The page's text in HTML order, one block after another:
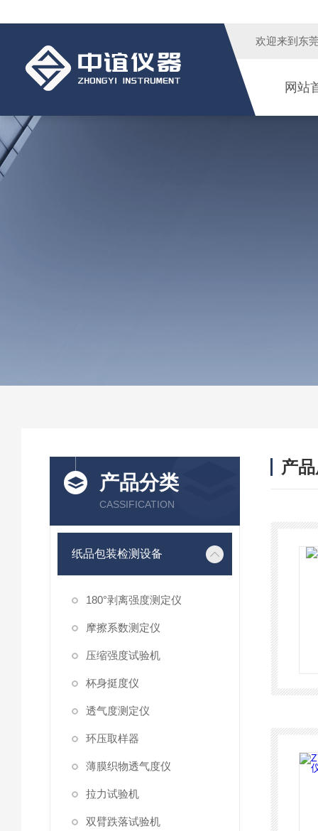
欢迎来到 东
网站
产品分类
CASSIFICATION
纸品包装检测设备
180°剥离强度测定仪
摩擦系数测定仪
压缩强度试验机
杯身挺度仪
透气度测定仪
环压取样器
薄膜织物透气度仪
拉力试验机
双臂跌落试验机
产